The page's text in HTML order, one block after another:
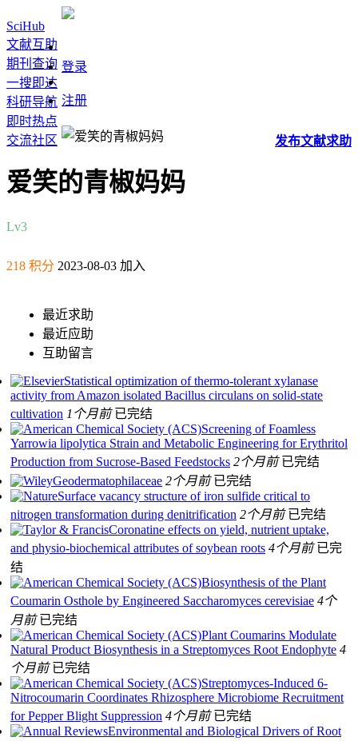
SciHub
文献互助
期刊查询
一搜即达
科研导航
即时热点
交流社区
登录
注册
发布文献求助
爱笑的青椒妈妈
Lv3
218 积分 2023-08-03 加入
最近求助
最近应助
互助留言
Statistical optimization of thermo-tolerant xylanase
activity from Amazon isolated Bacillus circulans on solid-state
cultivation 1个月前 已完结
Screening of Foamless
Yarrowia lipolytica Strain and Metabolic Engineering for Erythritol
Production from Sucrose-Based Feedstocks 2个月前 已完结
Geodermatophilaceae 2个月前 已完结
Surface vacancy structure of iron sulfide critical to
nitrogen transformation during denitrification 2个月前 已完结
Coronatine effects on yield, nutrient uptake,
and physio-biochemical attributes of soybean roots 4个月前 已完
结
Biosynthesis of the Plant
Coumarin Osthole by Engineered Saccharomyces cerevisiae 4个
月前 已完结
Plant Coumarins Modulate
Natural Product Biosynthesis in a Streptomyces Root Endophyte 4
个月前 已完结
Streptomyces-Induced 6-
Nitrocoumarin Coordinates Rhizosphere Microbiome Recruitment
for Pepper Blight Suppression 4个月前 已完结
Environmental and Biological Drivers of Root